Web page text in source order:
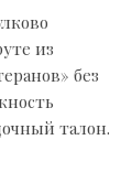
из
без
талон.